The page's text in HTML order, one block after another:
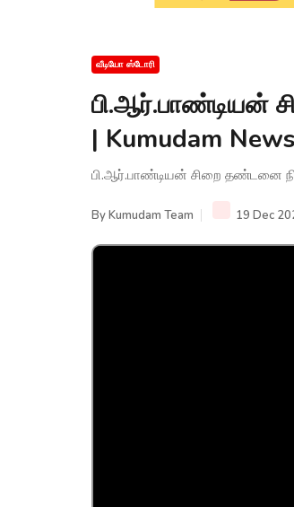
வீடியோ ஸ்டோரி
பி.ஆர்.பாண்டியன்
| Kumudam News
பி.ஆர்.பாண்டியன் சிறை தண்டனை
ByKumudam Team 19 Dec